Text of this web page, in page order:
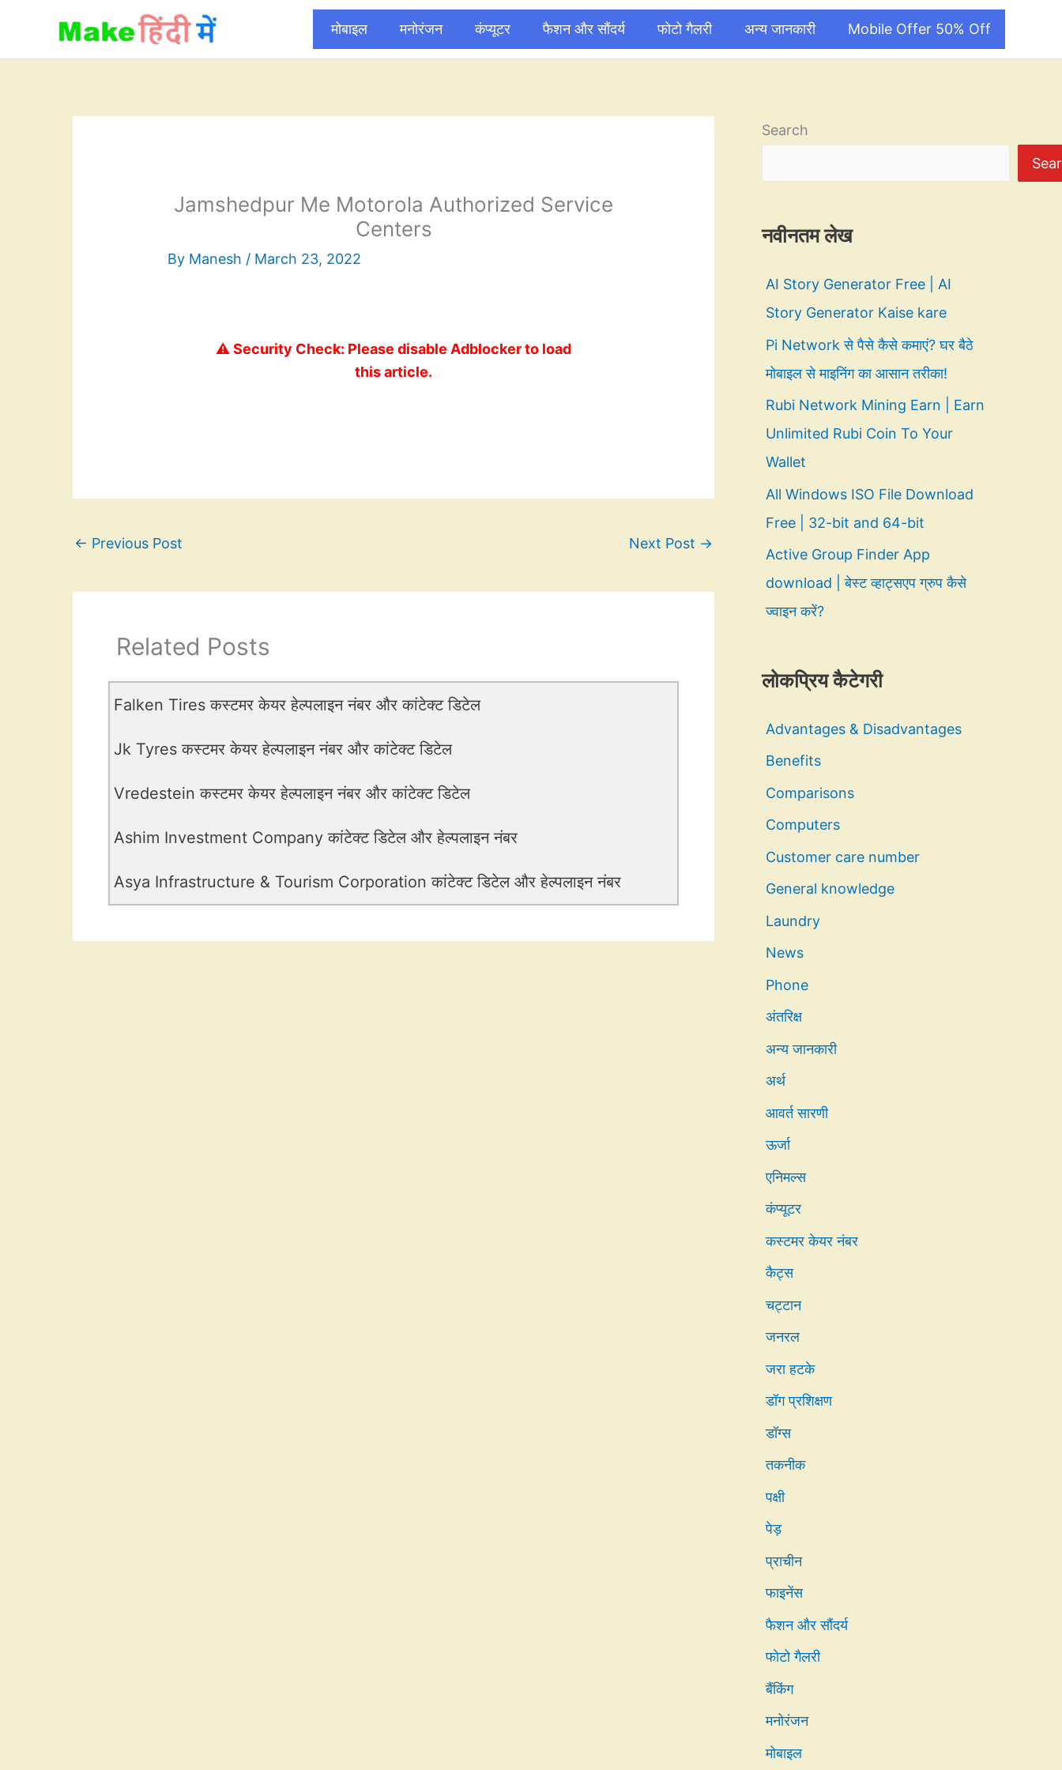
content
मोबाइल मनोरंजन कंप्यूटर फैशन और सौंदर्य फोटो गैलरी अन्य जानकारी Mobile Offer 50% Off
Jamshedpur Me Motorola Authorized Service
Centers
By Manesh / March 23, 2022
⚠️ Security Check: Please disable Adblocker to load
this article.
← Previous Post Next Post →
Related Posts
Falken Tires कस्टमर केयर हेल्पलाइन नंबर और कांटेक्ट डिटेल
Jk Tyres कस्टमर केयर हेल्पलाइन नंबर और कांटेक्ट डिटेल
Vredestein कस्टमर केयर हेल्पलाइन नंबर और कांटेक्ट डिटेल
Ashim Investment Company कांटेक्ट डिटेल और हेल्पलाइन नंबर
Asya Infrastructure & Tourism Corporation कांटेक्ट डिटेल और हेल्पलाइन नंबर
Search
नवीनतम लेख
AI Story Generator Free | AI
Story Generator Kaise kare
Pi Network से पैसे कैसे कमाएं? घर बैठे
मोबाइल से माइनिंग का आसान तरीका!
Rubi Network Mining Earn | Earn
Unlimited Rubi Coin To Your
Wallet
All Windows ISO File Download
Free | 32-bit and 64-bit
Active Group Finder App
download | बेस्ट व्हाट्सएप ग्रुप कैसे
ज्वाइन करें?
लोकप्रिय कैटेगरी
Advantages & Disadvantages
Benefits
Comparisons
Computers
Customer care number
General knowledge
Laundry
News
Phone
अंतरिक्ष
अन्य जानकारी
अर्थ
आवर्त सारणी
ऊर्जा
एनिमल्स
कंप्यूटर
कस्टमर केयर नंबर
कैट्स
चट्टान
जनरल
जरा हटके
डॉग प्रशिक्षण
डॉग्स
तकनीक
पक्षी
पेड़
प्राचीन
फाइनेंस
फैशन और सौंदर्य
फोटो गैलरी
बैंकिंग
मनोरंजन
मोबाइल